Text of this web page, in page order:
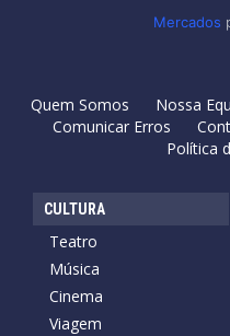
Mercados
Quem Somos Nossa
Comunicar Erros
Política
CULTURA
Teatro
Música
Cinema
Viagem